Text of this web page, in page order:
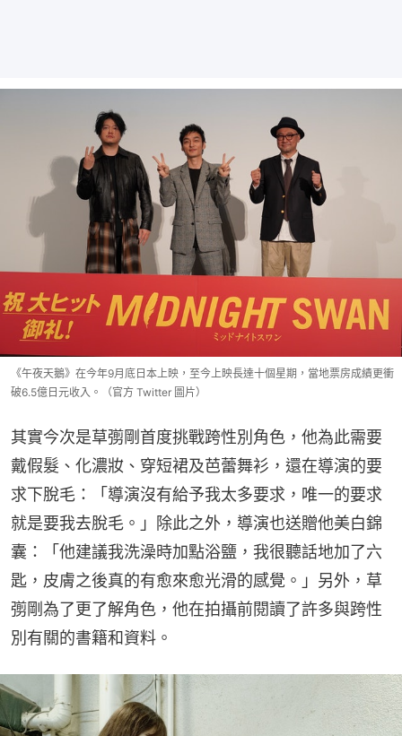
《午夜天鵝》在今年9月底日本上映，至今上映長達十個星期，當地票房成績更衝
破6.5億日元收入。（官方 Twitter 圖片）
其實今次是草彅剛首度挑戰跨性別角色，他為此需要
戴假髮、化濃妝、穿短裙及芭蕾舞衫，還在導演的要
求下脫毛：「導演沒有給予我太多要求，唯一的要求
就是要我去脫毛。」除此之外，導演也送贈他美白錦
囊：「他建議我洗澡時加點浴鹽，我很聽話地加了六
匙，皮膚之後真的有愈來愈光滑的感覺。」另外，草
彅剛為了更了解角色，他在拍攝前閱讀了許多與跨性
別有關的書籍和資料。